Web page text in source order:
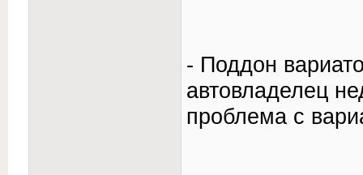
- Поддон
автовладелец
проблема с